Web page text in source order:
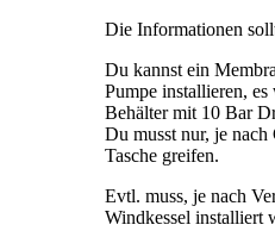
Die Informationen
Du kannst ein
Pumpe installieren,
Behälter mit 10 Bar
Du musst nur, je
Tasche greifen.
Evtl. muss, je nach
Windkessel installiert